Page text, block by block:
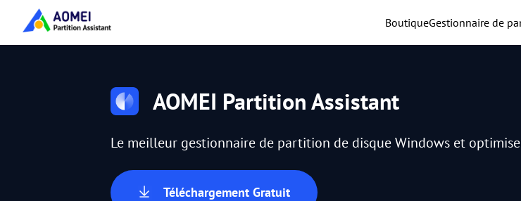
BoutiqueGestionnaire de
AOMEI Partition Assistant
Le meilleur gestionnaire de partition de disque Windows et
Téléchargement Gratuit